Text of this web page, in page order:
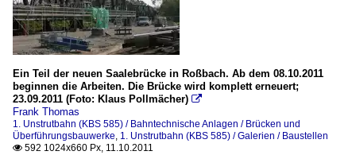
Ein Teil der neuen Saalebrücke in Roßbach. Ab dem 08.10.2011
beginnen die Arbeiten. Die Brücke wird komplett erneuert;
23.09.2011 (Foto: Klaus Pollmächer) 
Frank Thomas
1. Unstrutbahn (KBS 585) / Bahntechnische Anlagen / Brücken und
Überführungsbauwerke, 1. Unstrutbahn (KBS 585) / Galerien / Baustellen
 592 1024x660 Px, 11.10.2011